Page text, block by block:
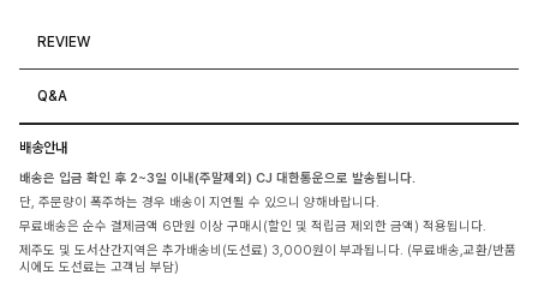
REVIEW
Q&A
배송안내
배송은 입금 확인 후 2~3일 이내(주말제외) CJ 대한통운으로 발송됩니다.
단, 주문량이 폭주하는 경우 배송이 지연될 수 있으니 양해바랍니다.
무료배송은 순수 결제금액 6만원 이상 구매시(할인 및 적립금 제외한 금액) 적용됩니다.
제주도 및 도서산간지역은 추가배송비(도선료) 3,000원이 부과됩니다. (무료배송,교환/반품
시에도 도선료는 고객님 부담)